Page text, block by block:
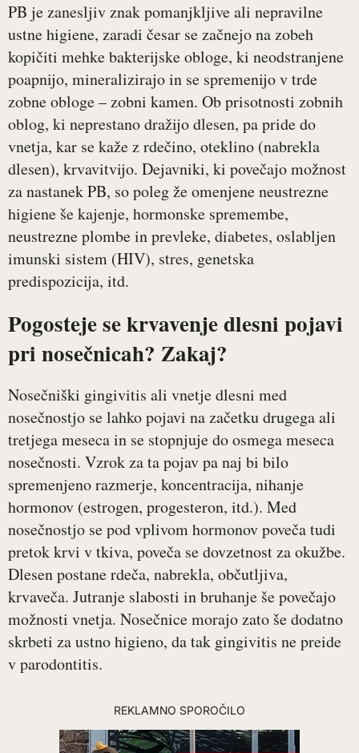
PB je zanesljiv znak pomanjkljive ali nepravilne
ustne higiene, zaradi česar se začnejo na zobeh
kopičiti mehke bakterijske obloge, ki neodstranjene
poapnijo, mineralizirajo in se spremenijo v trde
zobne obloge – zobni kamen. Ob prisotnosti zobnih
oblog, ki neprestano dražijo dlesen, pa pride do
vnetja, kar se kaže z rdečino, oteklino (nabrekla
dlesen), krvavitvijo. Dejavniki, ki povečajo možnost
za nastanek PB, so poleg že omenjene neustrezne
higiene še kajenje, hormonske spremembe,
neustrezne plombe in prevleke, diabetes, oslabljen
imunski sistem (HIV), stres, genetska
predispozicija, itd.
Pogosteje se krvavenje dlesni pojavi
pri nosečnicah? Zakaj?
Nosečniški gingivitis ali vnetje dlesni med
nosečnostjo se lahko pojavi na začetku drugega ali
tretjega meseca in se stopnjuje do osmega meseca
nosečnosti. Vzrok za ta pojav pa naj bi bilo
spremenjeno razmerje, koncentracija, nihanje
hormonov (estrogen, progesteron, itd.). Med
nosečnostjo se pod vplivom hormonov poveča tudi
pretok krvi v tkiva, poveča se dovzetnost za okužbe.
Dlesen postane rdeča, nabrekla, občutljiva,
krvaveča. Jutranje slabosti in bruhanje še povečajo
možnosti vnetja. Nosečnice morajo zato še dodatno
skrbeti za ustno higieno, da tak gingivitis ne preide
v parodontitis.
REKLAMNO SPOROČILO